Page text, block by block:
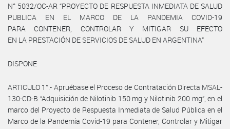
N° 5032/OC-AR “PROYECTO DE RESPUESTA INMEDIATA DE SALUD
PUBLICA EN EL MARCO DE LA PANDEMIA COVID-19
PARA CONTENER, CONTROLAR Y MITIGAR SU EFECTO
EN LA PRESTACIÓN DE SERVICIOS DE SALUD EN ARGENTINA”
DISPONE
ARTICULO 1°.- Apruébase el Proceso de Contratación Directa MSAL-
130-CD-B “Adquisición de Nilotinib 150 mg y Nilotinib 200 mg”, en el
marco del Proyecto de Respuesta Inmediata de Salud Pública en el
Marco de la Pandemia Covid-19 para Contener, Controlar y Mitigar